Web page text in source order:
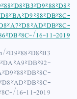
16-11-2019
16-11-2019